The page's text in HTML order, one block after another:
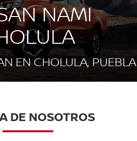
NAMI
EN CHOLULA, PUEBLA
DE NOSOTROS